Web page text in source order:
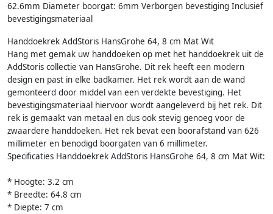
62.6mm Diameter boorgat: 6mm Verborgen bevestiging Inclusief
bevestigingsmateriaal
Handdoekrek AddStoris HansGrohe 64, 8 cm Mat Wit
Hang met gemak uw handdoeken op met het handdoekrek uit de
AddStoris collectie van HansGrohe. Dit rek heeft een modern
design en past in elke badkamer. Het rek wordt aan de wand
gemonteerd door middel van een verdekte bevestiging. Het
bevestigingsmateriaal hiervoor wordt aangeleverd bij het rek. Dit
rek is gemaakt van metaal en dus ook stevig genoeg voor de
zwaardere handdoeken. Het rek bevat een boorafstand van 626
millimeter en benodigd boorgaten van 6 millimeter.
Specificaties Handdoekrek AddStoris HansGrohe 64, 8 cm Mat Wit:
* Hoogte: 3.2 cm
* Breedte: 64.8 cm
* Diepte: 7 cm